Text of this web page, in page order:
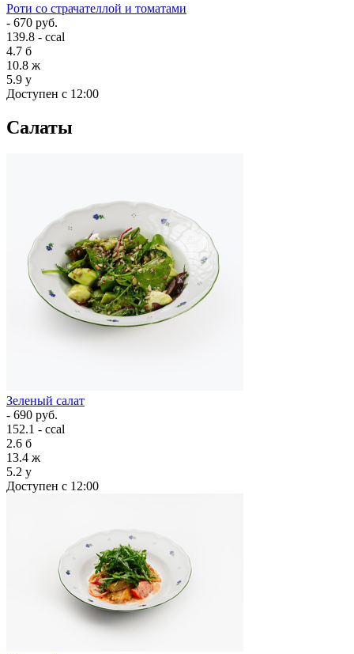
Роти со страчателлой и томатами
- 670 руб.
139.8 - ccal
4.7 б
10.8 ж
5.9 у
Доступен с 12:00
Салаты
Зеленый салат
- 690 руб.
152.1 - ccal
2.6 б
13.4 ж
5.2 у
Доступен с 12:00